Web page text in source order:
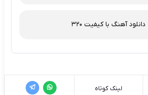
دانلود آهنگ با کیفیت 320
لینک کوتاه